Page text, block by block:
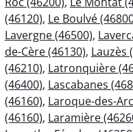
(46120), Le Boulvé
Lavergne (46500),
de-Cère (46130), Lauzès
(46210), Latronquière
(46400), Lascabanes
(46160), Laroque-des-
(46160), Laramière